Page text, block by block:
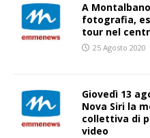
A
fotografia,
tour nel
25 Agosto 2020
Giovedì 13
Nova Siri la
collettiva di
video